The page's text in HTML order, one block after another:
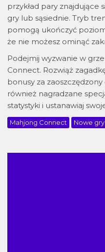
przykład pary znajdujące
gry lub sąsiednie. Tryb
pomogą ukończyć
że nie możesz ominąć
Podejmij wyzwanie w
Connect. Rozwiąż
bonusy za
również nagradzane
statystyki i ustanawiaj
Mahjong Connect Nowe